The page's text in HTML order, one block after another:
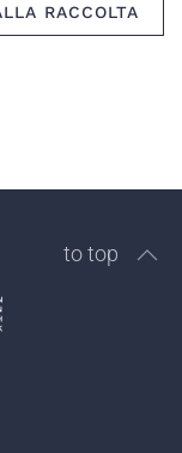
RACCOLTA
to top